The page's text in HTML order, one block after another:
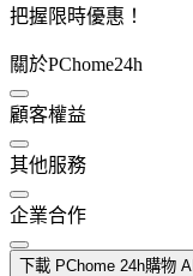
把握限時優惠！
關於PChome24h
顧客權益
其他服務
企業合作
下載 PChome 24h購物